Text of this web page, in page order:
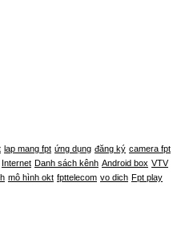
lap mang fpt ứng dụng đăng ký camera fpt
Internet Danh sách kênh Android box VTV
mô hình okt fpttelecom vo dich Fpt play